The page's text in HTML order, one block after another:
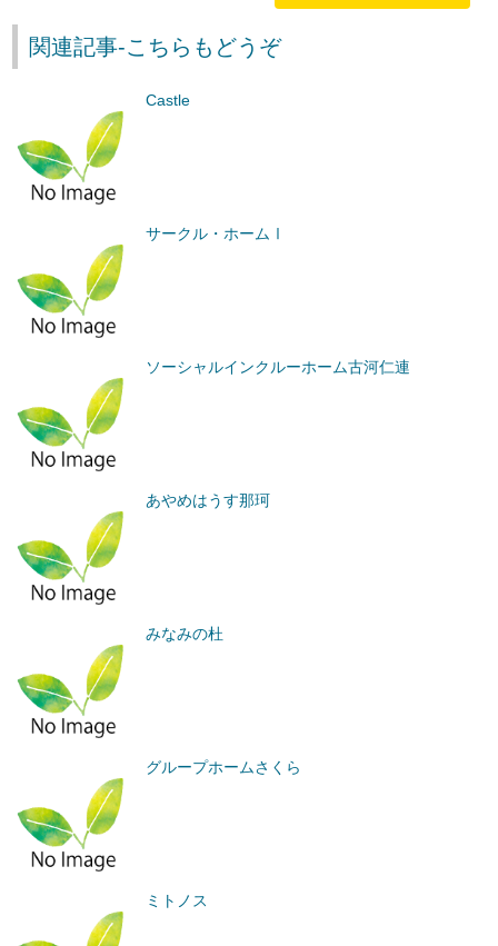
関連記事-こちらもどうぞ
Castle
サークル・ホームⅠ
ソーシャルインクルーホーム古河仁連
あやめはうす那珂
みなみの杜
グループホームさくら
ミトノス